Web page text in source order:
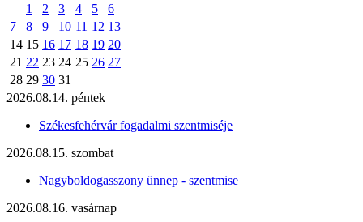
1
2 3 4 5
6
7
8 9 10 11 12 13
14 15 16 17 18 19 20
21 22 23 24 25 26 27
28 29 30 31
2026.08.14. péntek
Székesfehérvár fogadalmi szentmiséje
2026.08.15. szombat
Nagyboldogasszony ünnep - szentmise
2026.08.16. vasárnap